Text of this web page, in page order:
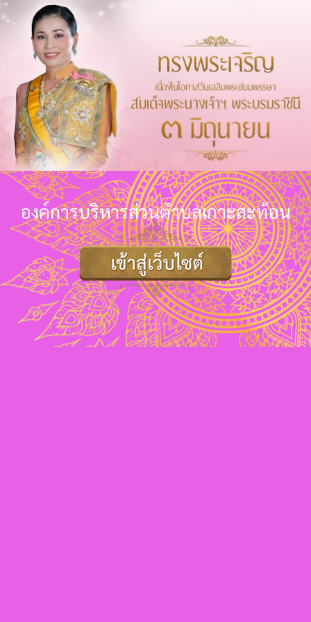
องค์การบริหารส่วนตำบลเกาะสะท้อน